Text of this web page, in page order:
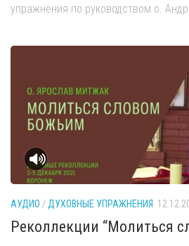
упражнения по руководством о.
АУДИО / ДУХОВНЫЕ УПРАЖНЕНИЯ
Реколлекции “Молиться